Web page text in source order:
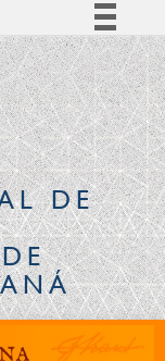
BR
à informação
CanaisDE